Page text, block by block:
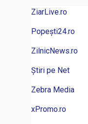
ZiarLive.ro
Popești24.ro
ZilnicNews.ro
Știri pe Net
Zebra Media
xPromo.ro